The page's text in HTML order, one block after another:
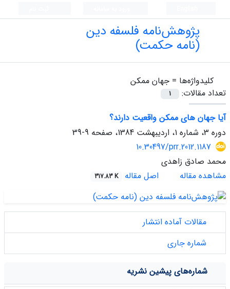
پژوهش‌نامه فلسفه دین
(نامه حکمت)
کلیدواژه‌ها = جهان ممکن
تعداد مقالات:
1
آیا جهان های ممکن واقعیت دارند؟
دوره 3، شماره 1، اردیبهشت 1384، صفحه
9-39
10.30497/prr.2012.1187
محمد صادق زاهدی
مشاهده مقاله
اصل مقاله 317.83 K
مقالات آماده انتشار
شماره جاری
شماره‌های پیشین نشریه